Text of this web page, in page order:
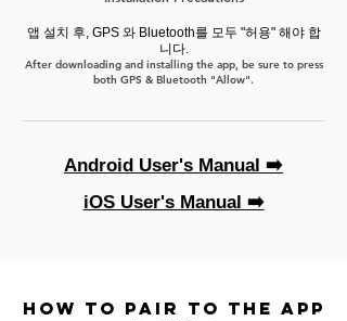
앱 설치 후, GPS 와 Bluetooth를 모두 "허용" 해야 합
니다.
After downloading and installing the app, be sure to press
both GPS & Bluetooth "Allow".
Android User's Manual ➡️
iOS User's Manual ➡️
HOW TO PAIR TO THE APP